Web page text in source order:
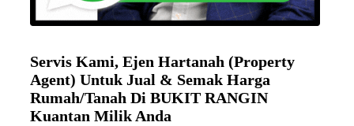
Servis Kami, Ejen Hartanah (Property
Agent) Untuk Jual & Semak Harga
Rumah/Tanah Di BUKIT RANGIN
Kuantan Milik Anda